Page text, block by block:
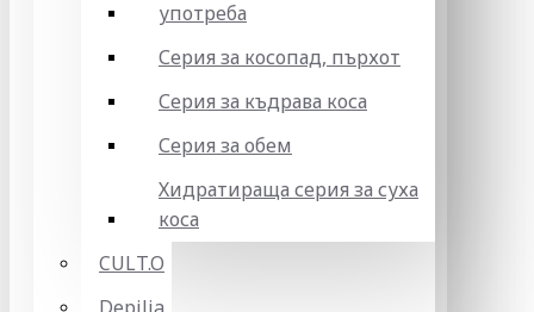
употреба
Серия за косопад, пърхот
Серия за къдрава коса
Серия за обем
Хидратираща серия за суха
коса
CULT.O